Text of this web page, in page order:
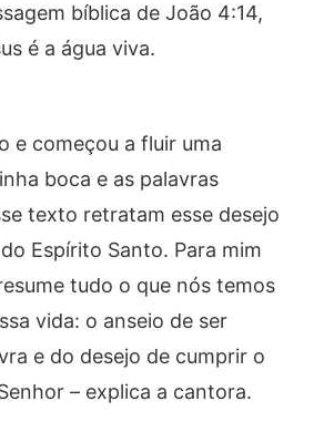
bíblica de João 4:14,
é a água viva.
e começou a fluir uma
boca e as palavras
texto retratam esse desejo
Espírito Santo. Para mim
tudo o que nós temos
vida: o anseio de ser
e do desejo de cumprir o
– explica a cantora.